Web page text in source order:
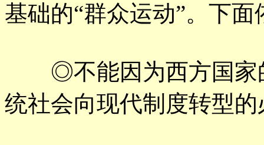
基础的“群众运动”。下面
◎不能因为西方国家
统社会向现代制度转型